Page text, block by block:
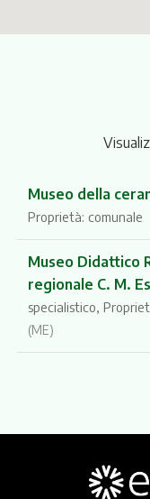
Museo della
Proprietà: comunale
Museo Didattico
regionale C. M.
specialistico,
(ME)